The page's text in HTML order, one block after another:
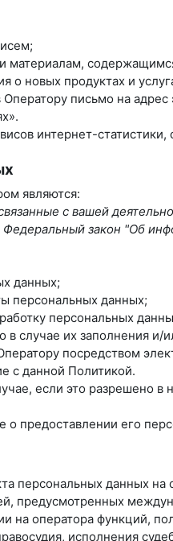
материалам,
новых продуктах и
письмо на адрес
интернет-статистики,
являются:
с вашей
Федеральный закон "Об
данных;
персональных данных;
персональных
случае их заполнения
посредством
с данной Политикой.
если это разрешено
предоставлении его
персональных данных
предусмотренных
на оператора функций,
исполнения